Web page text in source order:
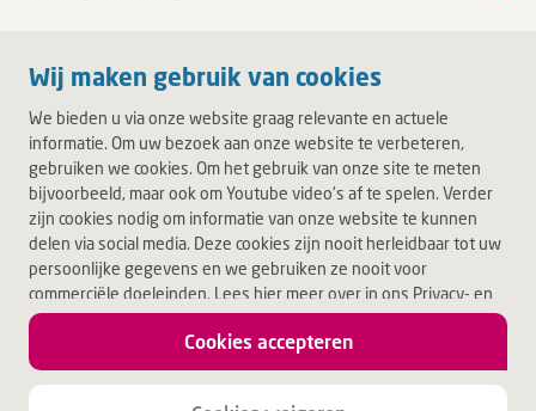
Wij maken gebruik van cookies
We bieden u via onze website graag relevante en actuele
informatie. Om uw bezoek aan onze website te verbeteren,
gebruiken we cookies. Om het gebruik van onze site te meten
bijvoorbeeld, maar ook om Youtube video's af te spelen. Verder
zijn cookies nodig om informatie van onze website te kunnen
delen via social media. Deze cookies zijn nooit herleidbaar tot uw
persoonlijke gegevens en we gebruiken ze nooit voor
commerciële doeleinden. Lees hier meer over in ons Privacy- en
Cookiebeleid. Door op Akkoord te klikken, accepteert u alle
Cookies accepteren